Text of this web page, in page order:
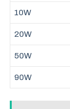
10W
20W
50W
90W